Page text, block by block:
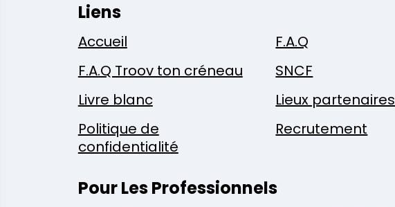
Liens
Accueil F.A.Q
F.A.Q Troov ton créneau
SNCF
Livre blanc
Lieux partenaires
Politique de
confidentialité
Recrutement
Pour Les Professionnels